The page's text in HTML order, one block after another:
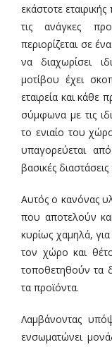
εκάστοτε
τις ανάγκες
περιορίζεται σε
να διαχωρίσει
μοτίβου έχει
εταιρεία και κάθε
σύμφωνα με τις
το ενιαίο του
υπαγορεύεται
βασικές
Αυτός ο κανόνας
που αποτελούν
κυρίως χαμηλά,
τον χώρο και
τοποθετηθούν τα
τα προϊόντα.
Λαμβάνοντας
ενσωματώνει